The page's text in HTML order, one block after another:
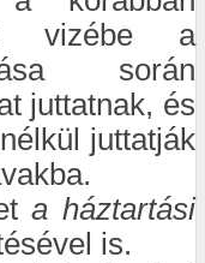
vizébe a
során
juttatnak, és
juttatják
a háztartási
is.